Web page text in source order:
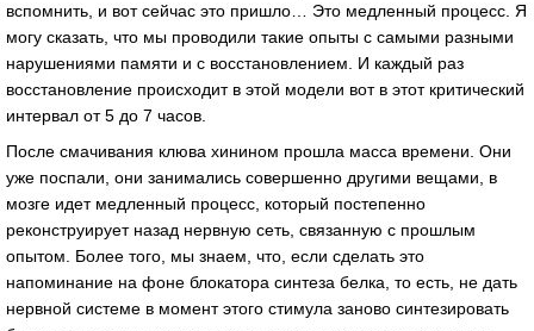
вспомнить, и вот сейчас это пришло… Это медленный процесс. Я
могу сказать, что мы проводили такие опыты с самыми разными
нарушениями памяти и с восстановлением. И каждый раз
восстановление происходит в этой модели вот в этот критический
интервал от 5 до 7 часов.
После смачивания клюва хинином прошла масса времени. Они
уже поспали, они занимались совершенно другими вещами, в
мозге идет медленный процесс, который постепенно
реконструирует назад нервную сеть, связанную с прошлым
опытом. Более того, мы знаем, что, если сделать это
напоминание на фоне блокатора синтеза белка, то есть, не дать
нервной системе в момент этого стимула заново синтезировать